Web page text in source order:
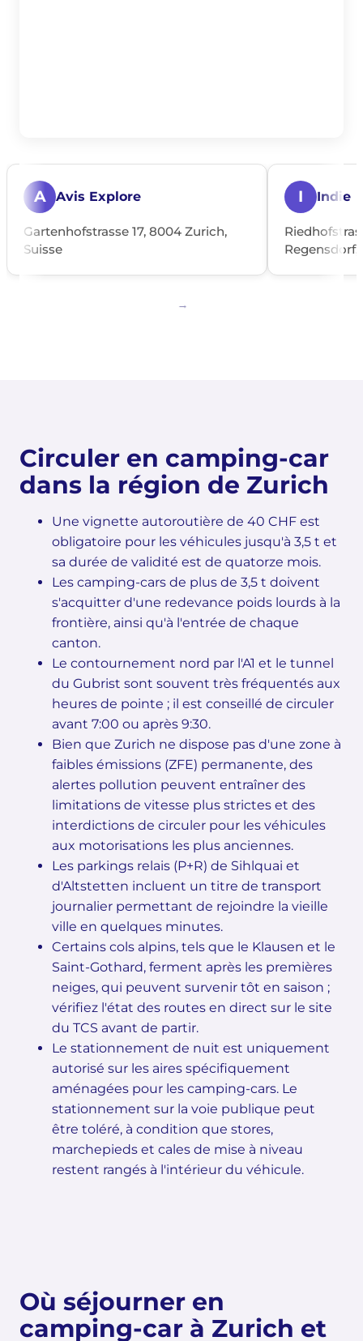
A Avis Explore
Gartenhofstrasse 17, 8004 Zurich,
Suisse
I Indie
Regensdorf,
Circuler en camping-car
dans la région de Zurich
Une vignette autoroutière de 40 CHF est
obligatoire pour les véhicules jusqu'à 3,5 t et
sa durée de validité est de quatorze mois.
Les camping-cars de plus de 3,5 t doivent
s'acquitter d'une redevance poids lourds à la
frontière, ainsi qu'à l'entrée de chaque
canton.
Le contournement nord par l'A1 et le tunnel
du Gubrist sont souvent très fréquentés aux
heures de pointe ; il est conseillé de circuler
avant 7:00 ou après 9:30.
Bien que Zurich ne dispose pas d'une zone à
faibles émissions (ZFE) permanente, des
alertes pollution peuvent entraîner des
limitations de vitesse plus strictes et des
interdictions de circuler pour les véhicules
aux motorisations les plus anciennes.
Les parkings relais (P+R) de Sihlquai et
d'Altstetten incluent un titre de transport
journalier permettant de rejoindre la vieille
ville en quelques minutes.
Certains cols alpins, tels que le Klausen et le
Saint-Gothard, ferment après les premières
neiges, qui peuvent survenir tôt en saison ;
vérifiez l'état des routes en direct sur le site
du TCS avant de partir.
Le stationnement de nuit est uniquement
autorisé sur les aires spécifiquement
aménagées pour les camping-cars. Le
stationnement sur la voie publique peut
être toléré, à condition que stores,
marchepieds et cales de mise à niveau
restent rangés à l'intérieur du véhicule.
Où séjourner en
camping-car à Zurich et